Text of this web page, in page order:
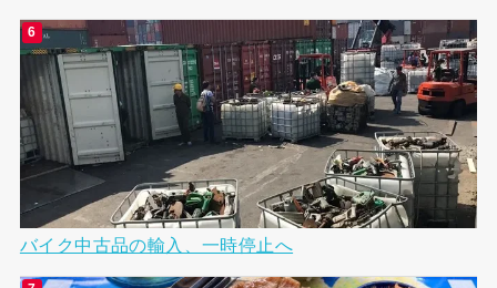
バイク中古品の輸入、一時停止へ